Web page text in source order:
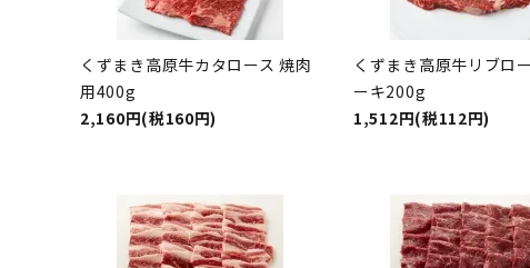
くずまき高原牛カタロース 焼肉
用400g
2,160円(税160円)
くずまき高原牛リブロ
ーキ200g
1,512円(税112円)